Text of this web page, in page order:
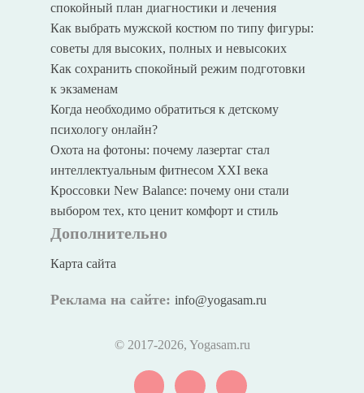
спокойный план диагностики и лечения
Как выбрать мужской костюм по типу фигуры:
советы для высоких, полных и невысоких
Как сохранить спокойный режим подготовки
к экзаменам
Когда необходимо обратиться к детскому
психологу онлайн?
Охота на фотоны: почему лазертаг стал
интеллектуальным фитнесом XXI века
Кроссовки New Balance: почему они стали
выбором тех, кто ценит комфорт и стиль
Дополнительно
Карта сайта
Реклама на сайте: info@yogasam.ru
© 2017-2026, Yogasam.ru